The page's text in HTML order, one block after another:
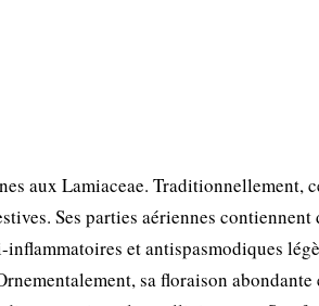
aux Lamiaceae. Traditionnellement,
Ses parties aériennes contiennent
et antispasmodiques
sa floraison abondante